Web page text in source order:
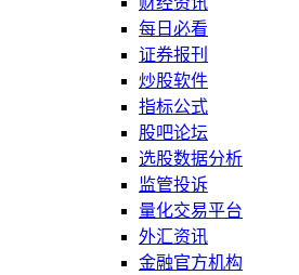
每日必看
证券报刊
炒股软件
指标公式
股吧论坛
选股数据分析
监管投诉
量化交易平台
外汇资讯
金融官方机构